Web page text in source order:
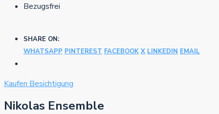
Bezugsfrei
SHARE ON:
WHATSAPP PINTEREST FACEBOOK X LINKEDIN EMAIL
Kaufen Besichtigung
Nikolas Ensemble